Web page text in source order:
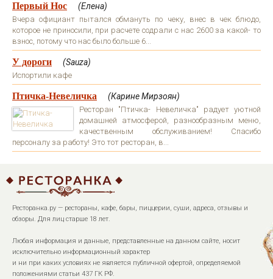
Первый Нос (Елена)
Вчера официант пытался обмануть по чеку, внес в чек блюдо,
которое не приносили, при расчете содрали с нас 2600 за какой- то
взнос, потому что нас было больше 6...
У дороги (Sauza)
Испортили кафе
Птичка-Невеличка (Карине Мирзоян)
Ресторан "Птичка- Невеличка" радует уютной
домашней атмосферой, разнообразным меню,
качественным обслуживанием! Спасибо
персоналу за работу! Это тот ресторан, в...
Ресторанка.ру — рестораны, кафе, бары, пиццерии, суши, адреса, отзывы и
обзоры. Для лиц старше 18 лет.
Любая информация и данные, представленные на данном сайте, носит
исключительно информационный характер
и ни при каких условиях не является публичной офертой, определяемой
положениями статьи 437 ГК РФ.